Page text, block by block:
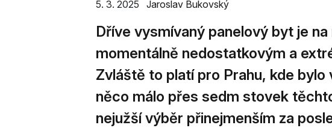
5. 3. 2025 Jaroslav Bukovský
Dříve vysmívaný panelový byt je
momentálně nedostatkovým a
Zvláště to platí pro Prahu, kde bylo
něco málo přes sedm stovek
nejužší výběr přinejmenším za